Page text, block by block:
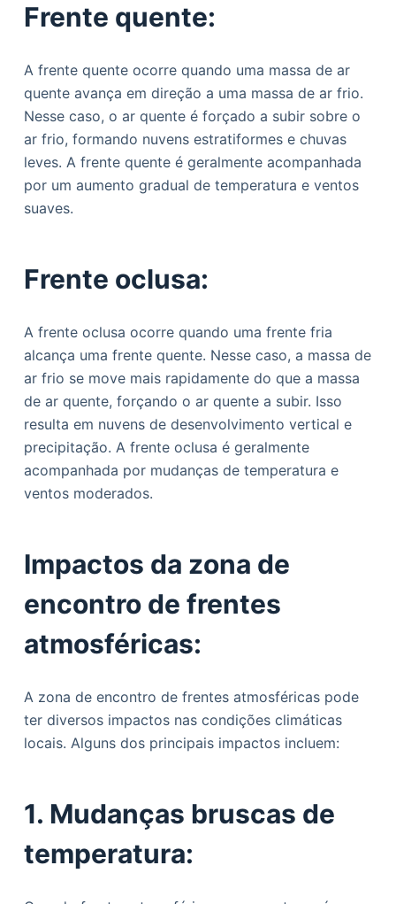
Frente quente:
A frente quente ocorre quando uma massa de ar
quente avança em direção a uma massa de ar frio.
Nesse caso, o ar quente é forçado a subir sobre o
ar frio, formando nuvens estratiformes e chuvas
leves. A frente quente é geralmente acompanhada
por um aumento gradual de temperatura e ventos
suaves.
Frente oclusa:
A frente oclusa ocorre quando uma frente fria
alcança uma frente quente. Nesse caso, a massa de
ar frio se move mais rapidamente do que a massa
de ar quente, forçando o ar quente a subir. Isso
resulta em nuvens de desenvolvimento vertical e
precipitação. A frente oclusa é geralmente
acompanhada por mudanças de temperatura e
ventos moderados.
Impactos da zona de
encontro de frentes
atmosféricas:
A zona de encontro de frentes atmosféricas pode
ter diversos impactos nas condições climáticas
locais. Alguns dos principais impactos incluem:
1. Mudanças bruscas de
temperatura: